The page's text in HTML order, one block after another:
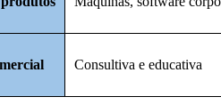
Consultiva e educativa